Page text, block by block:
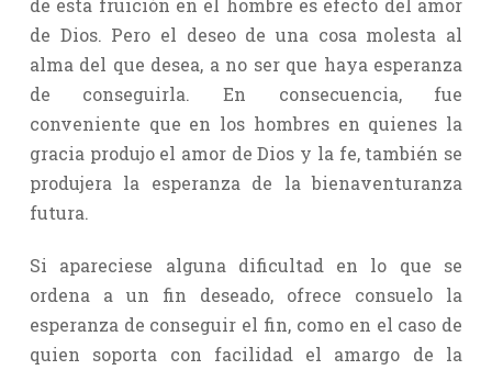
de esta fruición en el hombre es efecto del amor
de Dios. Pero el deseo de una cosa molesta al
alma del que desea, a no ser que haya esperanza
de conseguirla. En consecuencia, fue
conveniente que en los hombres en quienes la
gracia produjo el amor de Dios y la fe, también se
produjera la esperanza de la bienaventuranza
futura.
Si apareciese alguna dificultad en lo que se
ordena a un fin deseado, ofrece consuelo la
esperanza de conseguir el fin, como en el caso de
quien soporta con facilidad el amargo de la